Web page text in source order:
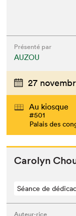
Présenté par
AUZOU
27
Au kiosque
#501
Palais des
Car­olyn
Séance de
Auteur·rice